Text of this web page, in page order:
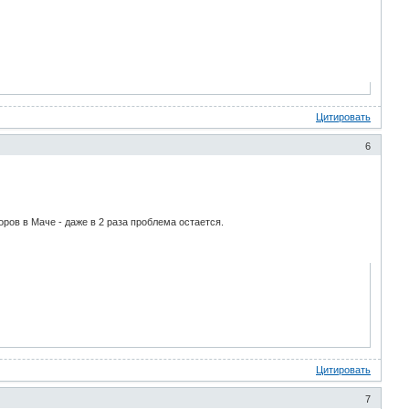
Цитировать
6
в Маче - даже в 2 раза проблема остается.
Цитировать
7